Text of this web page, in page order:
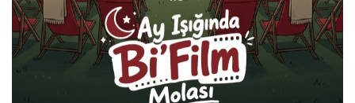
style BILET SATIN AL